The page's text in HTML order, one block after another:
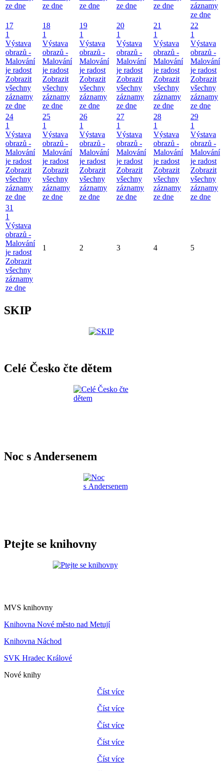
ze dne
ze dne
ze dne
ze dne
ze dne
záznamy
ze dne
17
1
Výstava
obrazů -
Malování
je radost
Zobrazit
všechny
záznamy
ze dne
18
1
Výstava
obrazů -
Malování
je radost
Zobrazit
všechny
záznamy
ze dne
19
1
Výstava
obrazů -
Malování
je radost
Zobrazit
všechny
záznamy
ze dne
20
1
Výstava
obrazů -
Malování
je radost
Zobrazit
všechny
záznamy
ze dne
21
1
Výstava
obrazů -
Malování
je radost
Zobrazit
všechny
záznamy
ze dne
22
1
Výstava
obrazů -
Malování
je radost
Zobrazit
všechny
záznamy
ze dne
24
1
Výstava
obrazů -
Malování
je radost
Zobrazit
všechny
záznamy
ze dne
25
1
Výstava
obrazů -
Malování
je radost
Zobrazit
všechny
záznamy
ze dne
26
1
Výstava
obrazů -
Malování
je radost
Zobrazit
všechny
záznamy
ze dne
27
1
Výstava
obrazů -
Malování
je radost
Zobrazit
všechny
záznamy
ze dne
28
1
Výstava
obrazů -
Malování
je radost
Zobrazit
všechny
záznamy
ze dne
29
1
Výstava
obrazů -
Malování
je radost
Zobrazit
všechny
záznamy
ze dne
31
1
Výstava
obrazů -
Malování
je radost
Zobrazit
všechny
záznamy
ze dne
1 2 3 4 5
SKIP
Celé Česko čte dětem
Noc s Andersenem
Ptejte se knihovny
MVS knihovny
Knihovna Nové město nad Metují
Knihovna Náchod
SVK Hradec Králové
Nové knihy
Číst více
Číst více
Číst více
Číst více
Číst více